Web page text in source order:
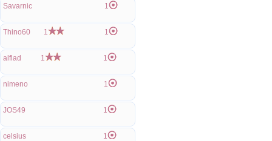
Savarnic 1
Thino60 1 1
alflad 1 1
nimeno 1
JOS49 1
celsius 1